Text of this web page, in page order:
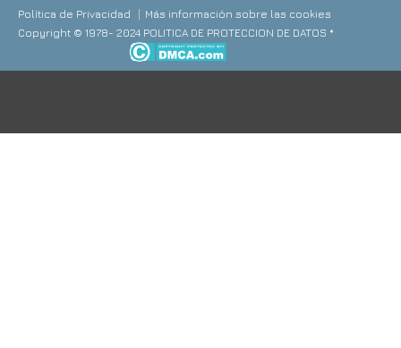
Política de Privacidad
Más información sobre las cookies
Copyright © 1978- 2024 POLITICA DE PROTECCION DE DATOS *